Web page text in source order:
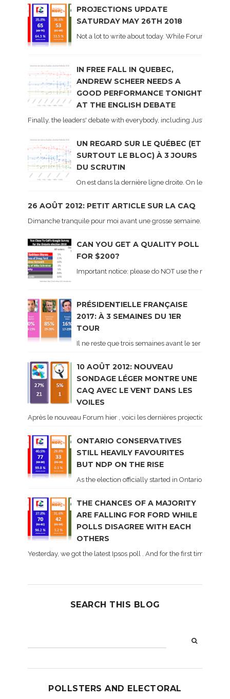
PROJECTIONS UPDATE
SATURDAY MAY 26TH 2018
Not a lot to write about today. While Forum did
IN FREE FALL IN QUEBEC,
ANDREW SCHEER NEEDS A
GOOD PERFORMANCE TONIGHT
AT THE ENGLISH DEBATE
Finally, the leaders' debate with everybody, including Justin
UN REGARD SUR LE QUÉBEC (ET
SURTOUT LE BLOC) À 3 JOURS
DU SCRUTIN
On est dans la dernière ligne droite. On le sait
26 AOÛT 2012: PETIT ARTICLE SUR LA CAQ
Dimanche tranquile pour moi avant une grosse semaine. Voici
CAN YOU GET A QUALITY POLL
FOR $200?
Important notice: please do NOT use the
PRÉSIDENTIELLE FRANÇAISE
2017: À 3 SEMAINES DU 1ER
TOUR
Il ne reste que trois semaines avant le 1er tour de
10 AOÛT 2012: NOUVEAU
SONDAGE LÉGER MONTRE UNE
CAQ AVEC LE VENT DANS LES
VOILES
Après le nouveau Forum hier , voici les dernières projections
ONTARIO CONSERVATIVES
STILL HEAVILY FAVOURITES
BUT NDP ON THE RISE
As the election officially started in Ontario, some
THE CHANCES OF A MAJORITY
ARE FALLING FOR FORD WHILE
POLLS DISAGREE WITH EACH
OTHERS
Yesterday, we got the latest Ipsos poll . And for the first time
SEARCH THIS BLOG
POLLSTERS AND ELECTORAL